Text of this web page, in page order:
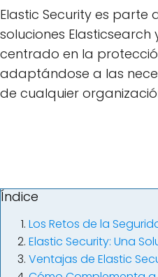
Elastic Security es parte
soluciones
centrado en la
adaptándose a las
de cualquier
Índice
Los Retos de la
Elastic Security: Una
Ventajas de Elastic